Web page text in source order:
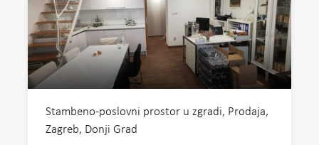
Stambeno-poslovni prostor u zgradi, Prodaja,
Zagreb, Donji Grad